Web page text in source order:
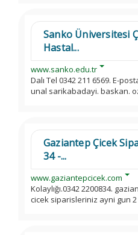
Sanko Üniversitesi
Hastal...
www.sanko.edu.tr
Dalı Tel 0342 211 6569. E-
unal sarikabadayi. baskan.
Gaziantep Çicek
34 -...
www.gaziantepcicek.com
Kolaylığı.0342 2200834.
cicek siparisleriniz ayni gun 2